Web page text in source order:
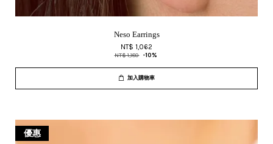
Neso Earrings
NT$ 1,062
NT$ 1,180 -10%
加入購物車
優惠